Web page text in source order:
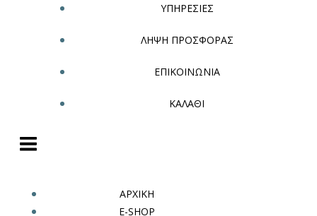
ΥΠΗΡΕΣΙΕΣ
ΛΗΨΗ ΠΡΟΣΦΟΡΑΣ
ΕΠΙΚΟΙΝΩΝΙΑ
ΚΑΛΑΘΙ
ΑΡΧΙΚΗ
E-SHOP